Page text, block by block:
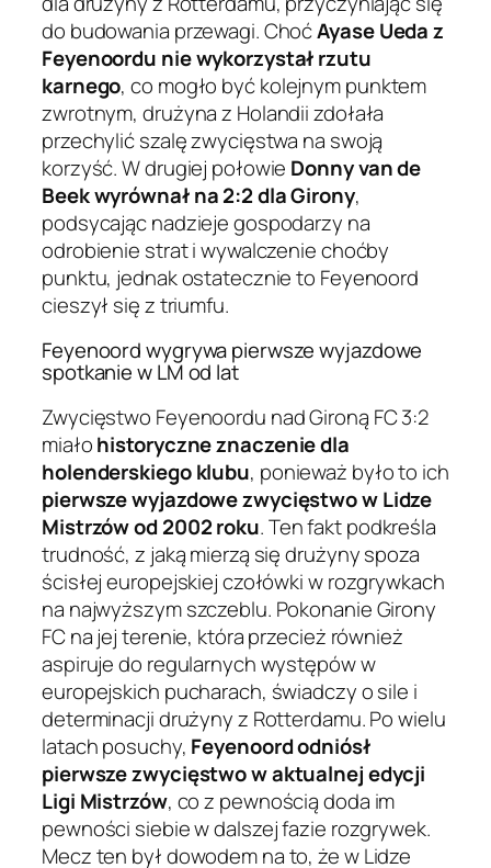
do budowania przewagi. ChoćAyase Ueda z
Feyenoordu nie wykorzystał rzutu
karnego, co mogło być kolejnym punktem
zwrotnym, drużyna z Holandii zdołała
przechylić szalę zwycięstwa na swoją
korzyść. W drugiej połowie Donny van de
Beek wyrównał na 2:2 dla Girony,
podsycając nadzieje gospodarzy na
odrobienie strat i wywalczenie choćby
punktu, jednak ostatecznie to Feyenoord
cieszył się z triumfu.
Feyenoord wygrywa pierwsze wyjazdowe
spotkanie w LM od lat
Zwycięstwo Feyenoordu nad Gironą FC 3:2
miałohistoryczne znaczenie dla
holenderskiego klubu, ponieważ było to ich
pierwsze wyjazdowe zwycięstwo w Lidze
Mistrzów od 2002 roku. Ten fakt podkreśla
trudność, z jaką mierzą się drużyny spoza
ścisłej europejskiej czołówki w rozgrywkach
na najwyższym szczeblu. Pokonanie Girony
FC na jej terenie, która przecież również
aspiruje do regularnych występów w
europejskich pucharach, świadczy o sile i
determinacji drużyny z Rotterdamu. Po wielu
latach posuchy, Feyenoord odniósł
pierwsze zwycięstwo w aktualnej edycji
Ligi Mistrzów, co z pewnością doda im
pewności siebie w dalszej fazie rozgrywek.
Mecz ten był dowodem na to, że w Lidze